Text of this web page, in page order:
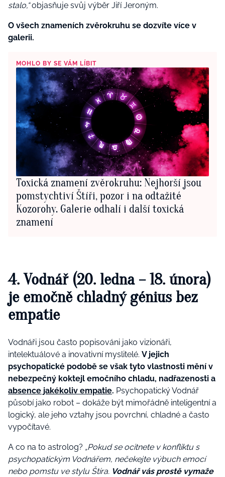
stalo,“objasňuje svůj výběr Jiří Jeroným.
O všech znameních zvěrokruhu se dozvíte více v
galerii.
MOHLO BY SE VÁM LÍBIT
Toxická znamení zvěrokruhu: Nejhorší jsou
pomstychtiví Štíři, pozor i na odtažité
Kozorohy. Galerie odhalí i další toxická
znamení
4. Vodnář (20. ledna – 18. února)
je emočně chladný génius bez
empatie
Vodnáři jsou často popisováni jako vizionáři,
intelektuálové a inovativní myslitelé. V jejich
psychopatické podobě se však tyto vlastnosti mění v
nebezpečný koktejl emočního chladu, nadřazenosti a
absence jakékoliv empatie. Psychopatický Vodnář
působí jako robot – dokáže být mimořádně inteligentní a
logický, ale jeho vztahy jsou povrchní, chladné a často
vypočítavé.
A co na to astrolog? „Pokud se ocitnete v konfliktu s
psychopatickým Vodnářem, nečekejte výbuch emocí
nebo pomstu ve stylu Štíra. Vodnář vás prostě vymaže